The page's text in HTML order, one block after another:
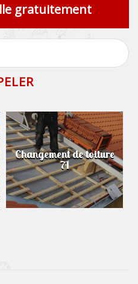
gratuitement
Changement de toiture
71